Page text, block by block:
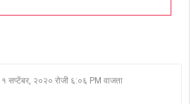
१ सप्टेंबर, २०२० रोजी ६:०६ PM वाजता